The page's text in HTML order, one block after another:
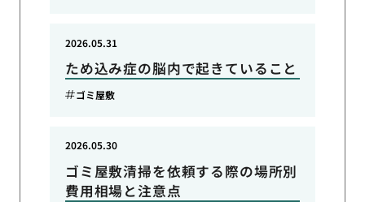
ため込み症の脳内で起きていること
2026.05.31
ゴミ屋敷
ゴミ屋敷清掃を依頼する際の場所別
費用相場と注意点
2026.05.30